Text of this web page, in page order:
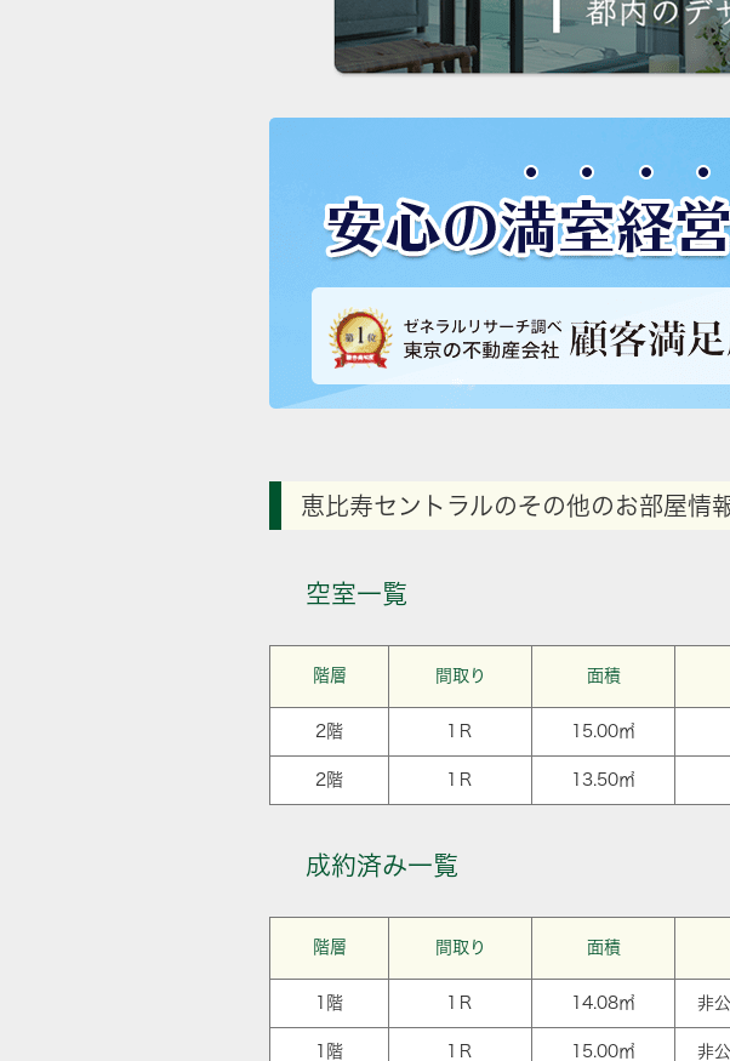
恵比寿セントラルのその他のお部屋情
空室一覧
階層 間取り 面積
2階 1Ｒ 15.00㎡
2階 1Ｒ 13.50㎡
成約済み一覧
階層 間取り 面積
1階 1Ｒ 14.08㎡ 非
1階 1Ｒ 15.00㎡ 非